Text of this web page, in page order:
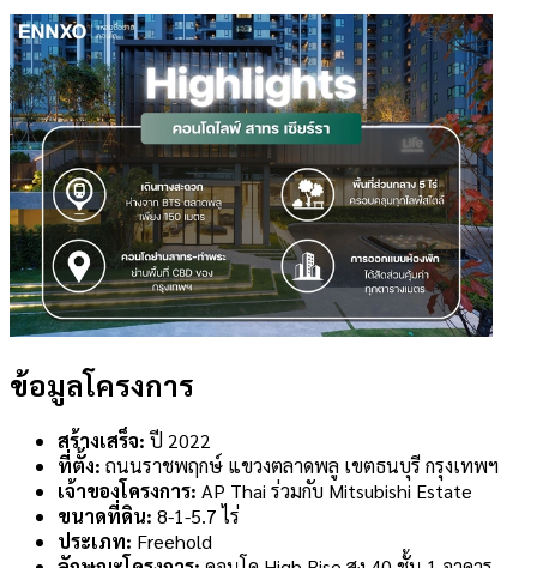
ข้อมูลโครงการ
สร้างเสร็จ:ปี 2022
ที่ตั้ง: ถนนราชพฤกษ์ แขวงตลาดพลู เขตธนบุรี กรุงเทพฯ
เจ้าของโครงการ: AP Thai ร่วมกับ Mitsubishi Estate
ขนาดที่ดิน: 8-1-5.7 ไร่
ประเภท: Freehold